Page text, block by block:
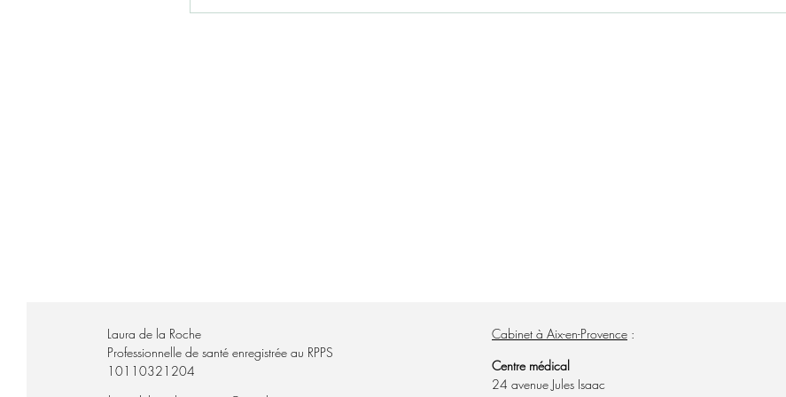
Laura de la Roche
​Professionnelle de santé enregistrée au RPPS
10110321204
Cabinet à Aix-en-Provence :
Centre médical
24 avenue Jules Isaac